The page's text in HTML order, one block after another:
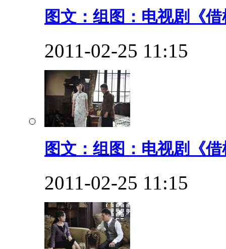
图文：组图：电视剧《
2011-02-25 11:15
图文：组图：电视剧《
2011-02-25 11:15